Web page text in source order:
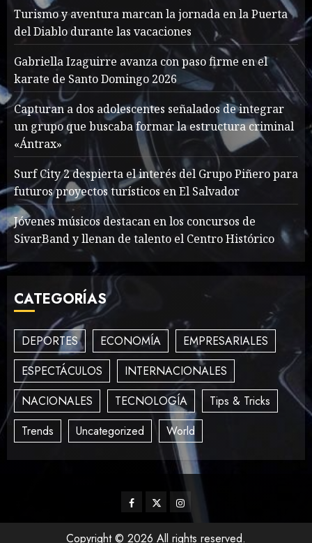
1
Searching for the
forgotten heroes of World
War Two
MAYO 14, 2024 860
2
What’s Scarier Than the
Sex Talk? Its About Weight
MAYO 14, 2024 862
3
How To Write Award
4
How Many of These Italian
Foods Have You Tried?
MAYO 14, 2024 810
Need to Know About the
Movie?
MAYO 14, 2024 796
Turismo y aventura marcan la jornada en la Puerta
del Diablo durante las vacaciones
Gabriella Izaguirre avanza con paso firme en el
karate de Santo Domingo 2026
Capturan a dos adolescentes señalados de integrar
un grupo que buscaba formar la estructura criminal
«Ántrax»
Surf City 2 despierta el interés del Grupo Piñero para
futuros proyectos turísticos en El Salvador
Jóvenes músicos destacan en los concursos de
SivarBand y llenan de talento el Centro Histórico
CATEGORÍAS
DEPORTES ECONOMÍA
EMPRESARIALES
ESPECTÁCULOS
INTERNACIONALES
NACIONALES
TECNOLOGÍA
Tips & Tricks
Trends
Uncategorized World
Facebook
TwitterInstagram
Copyright © 2026 All rights reserved.